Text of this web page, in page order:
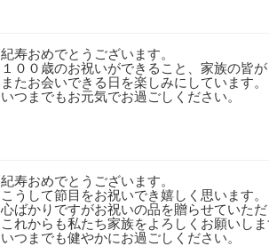
紀寿おめでとうございます。
１００歳のお祝いができること、家族の皆
またお会いできる日を楽しみにしています。
いつまでもお元気でお過ごしください。
紀寿おめでとうございます。
こうして節目をお祝いでき嬉しく思います。
心ばかりですがお祝いの品を贈らせていただ
これからも私たち家族をよろしくお願いしま
いつまでも健やかにお過ごしください。